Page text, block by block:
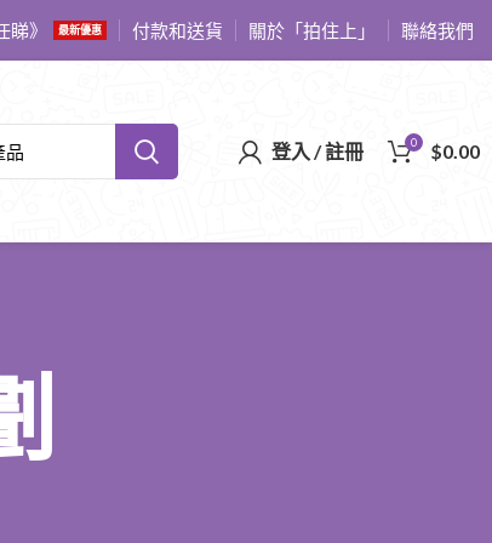
睇》 最新優惠 付款和送貨 關於「拍住上」 聯絡我們
登入 / 註冊 0 $0.00